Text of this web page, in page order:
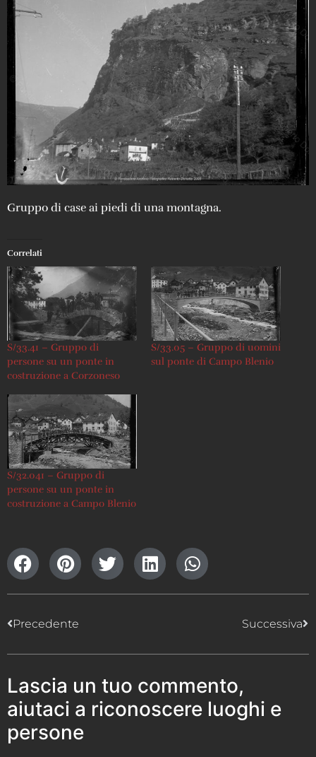
Gruppo di case ai piedi di una montagna.
Correlati
S/33.41 – Gruppo di
persone su un ponte in
costruzione a Corzoneso
S/33.05 – Gruppo di uomini
sul ponte di Campo Blenio
S/32.041 – Gruppo di
persone su un ponte in
costruzione a Campo Blenio
Precedente Successiva
Lascia un tuo commento,
aiutaci a riconoscere luoghi e
persone